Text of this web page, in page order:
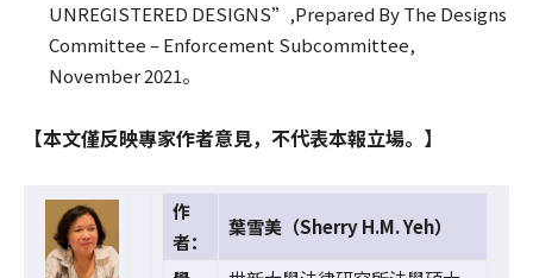
UNREGISTERED DESIGNS”,Prepared By The Designs
Committee – Enforcement Subcommittee,
November 2021。
【本文僅反映專家作者意見，不代表本報立場。】
作
者：
葉雪美（Sherry H.M. Yeh）